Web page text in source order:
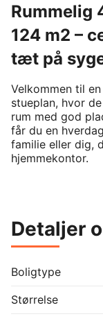
Rummelig
124 m2 –
tæt på
Velkommen til
stueplan, hvor
rum med god
får du en
familie eller dig,
hjemmekontor.
søvn og
stueplan gør
med barnevogn,
Detaljer
Boligtype
Størrelse